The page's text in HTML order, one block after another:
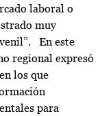
laboral o
muy
En este
regional expresó
los que
para